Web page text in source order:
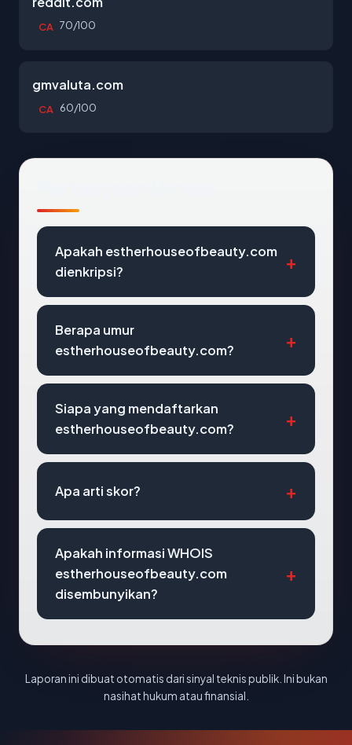
CA 70/100
gmvaluta.com
CA 60/100
Apakah estherhouseofbeauty.com
dienkripsi?
Berapa umur
estherhouseofbeauty.com?
Siapa yang mendaftarkan
estherhouseofbeauty.com?
Apa arti skor?
Apakah informasi WHOIS
estherhouseofbeauty.com
disembunyikan?
Laporan ini dibuat otomatis dari sinyal teknis publik. Ini bukan
nasihat hukum atau finansial.